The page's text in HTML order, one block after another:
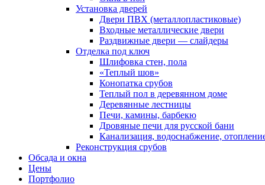
Установка дверей
Двери ПВХ (металлопластиковые)
Входные металлические двери
Раздвижные двери — слайдеры
Отделка под ключ
Шлифовка стен, пола
«Теплый шов»
Конопатка срубов
Теплый пол в деревянном доме
Деревянные лестницы
Печи, камины, барбекю
Дровяные печи для русской бани
Канализация, водоснабжение,
Реконструкция срубов
Обсада и окна
Цены
Портфолио